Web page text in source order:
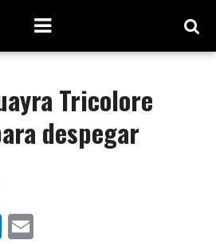
Tricolore
despegar
LinkedIn
Email